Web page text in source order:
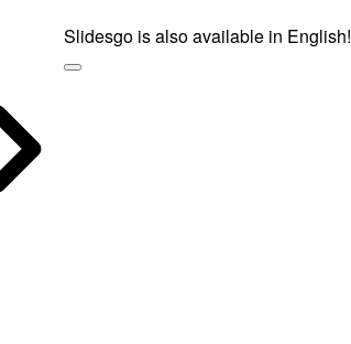
Slidesgo is also available in English!